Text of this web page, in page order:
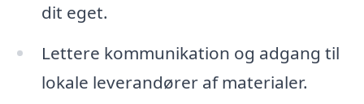
dit eget.
Lettere kommunikation og adgang til
lokale leverandører af materialer.